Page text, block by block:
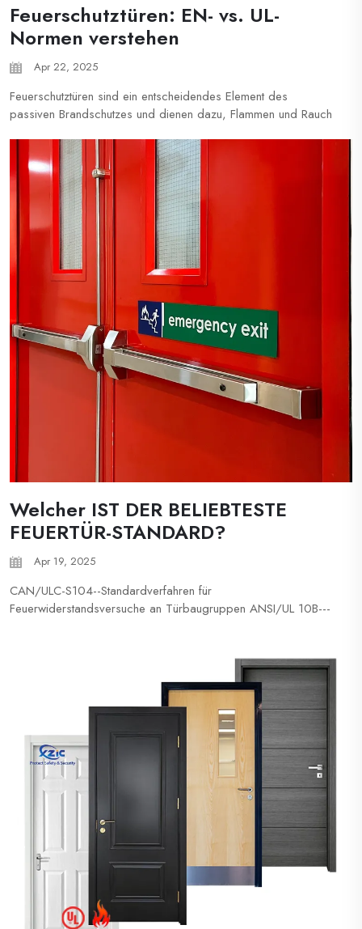
Feuerschutztüren: EN- vs. UL-
Normen verstehen
Apr 22, 2025
Feuerschutztüren sind ein entscheidendes Element des
passiven Brandschutzes und dienen dazu, Flammen und Rauch
Unabhängig davon, ob Sie die europäischen (EN) oder
amerikanischen (UL) Normen befolgen, gewährleistet die
richtige Wahl der Feuerschutztür Konformität und
lebensrettende Leistung ...
Welcher IST DER BELIEBTESTE
FEUERTÜR-STANDARD?
Apr 19, 2025
CAN/ULC-S104--Standardverfahren für
Feuerwiderstandsversuche an Türbaugruppen ANSI/UL 10B---
Feuerwiderstandsversuche an Türbaugruppen NFPA 252--
Standardverfahren für Feuerwiderstandsversuche an...